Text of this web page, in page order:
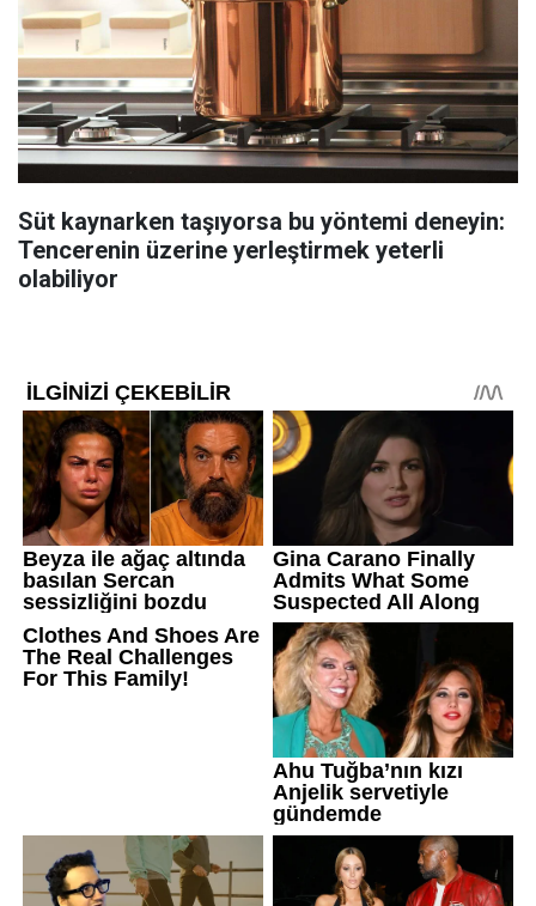
Süt kaynarken taşıyorsa bu yöntemi deneyin:
Tencerenin üzerine yerleştirmek yeterli
olabiliyor